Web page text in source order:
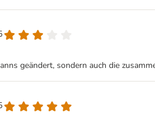
geändert, sondern auch die